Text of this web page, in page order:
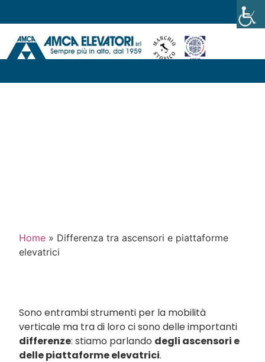
Home » Differenza tra ascensori e piattaforme
elevatrici
Sono entrambi strumenti per la mobilità
verticale ma tra di loro ci sono delle importanti
differenze: stiamo parlando degli ascensori e
delle piattaforme elevatrici.